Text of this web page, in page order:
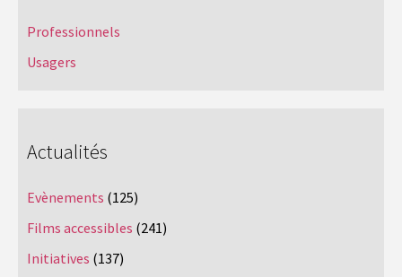
Professionnels
Usagers
Actualités
Evènements (125)
Films accessibles (241)
Initiatives (137)